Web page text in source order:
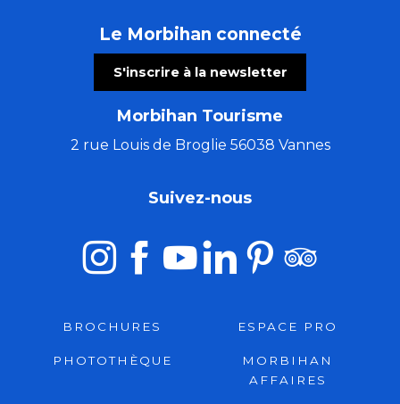
Le Morbihan connecté
S'inscrire à la newsletter
Morbihan Tourisme
2 rue Louis de Broglie 56038 Vannes
Suivez-nous
BROCHURES ESPACE PRO
PHOTOTHÈQUE
MORBIHAN
AFFAIRES